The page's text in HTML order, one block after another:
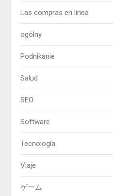
Las compras en línea
ogólny
Podnikanie
Salud
SEO
Software
Tecnología
Viaje
ゲーム